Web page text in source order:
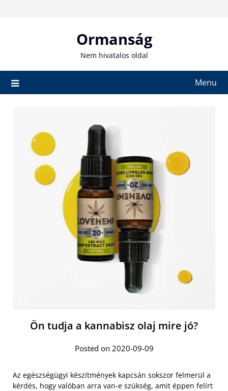
Ormanság
Nem hivatalos oldal
Menu
Ön tudja a kannabisz olaj mire jó?
Posted on 2020-09-09
Az egészségügyi készítmények kapcsán sokszor felmerül a
kérdés, hogy valóban arra van-e szükség, amit éppen felírt